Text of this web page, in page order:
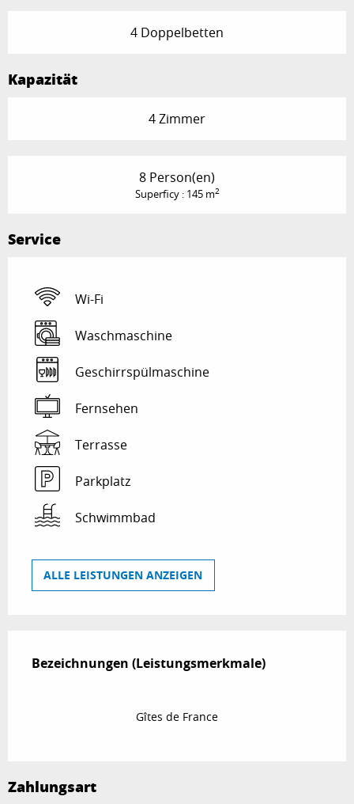
4 Doppelbetten
Kapazität
4 Zimmer
8 Person(en)
Superficy : 145 m2
Service
Wi-Fi
Waschmaschine
Geschirrspülmaschine
Fernsehen
Terrasse
Parkplatz
Schwimmbad
ALLE LEISTUNGEN ANZEIGEN
Bezeichnungen (Leistungsmerkmale)
Bezeichnungen (Leistungsmerkmale)
Gîtes de France
Zahlungsart